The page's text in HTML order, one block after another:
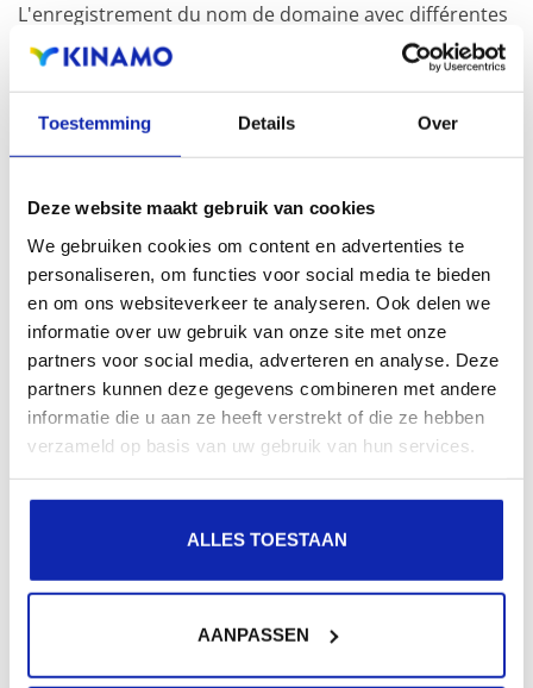
Toestemming Details Over
Deze website maakt gebruik van cookies
We gebruiken cookies om content en advertenties te
personaliseren, om functies voor social media te bieden
en om ons websiteverkeer te analyseren. Ook delen we
informatie over uw gebruik van onze site met onze
partners voor social media, adverteren en analyse. Deze
partners kunnen deze gegevens combineren met andere
informatie die u aan ze heeft verstrekt of die ze hebben
verzameld op basis van uw gebruik van hun services.
ALLES TOESTAAN
AANPASSEN
L'enregistrement du nom de domaine avec différentes
extensions offre l'avantage d'une visibilité accrue dans
les moteurs de recherche, d'une présence
géographique et d'une meilleure présence dans les
résultats de recherche locaux des moteurs de
recherche.
Enregistrez votre nom de domaine